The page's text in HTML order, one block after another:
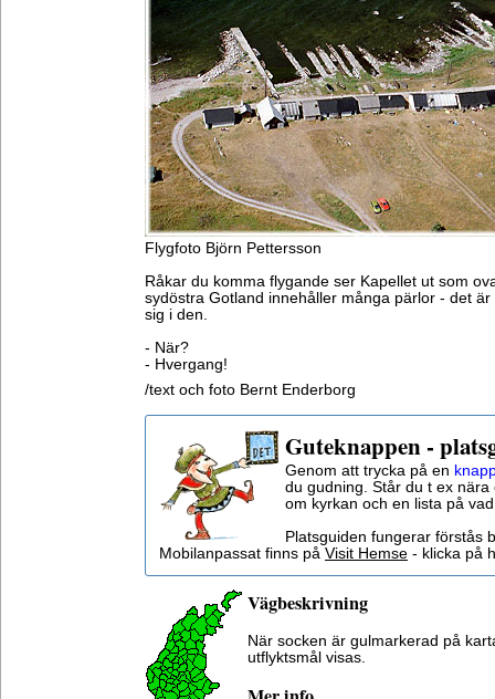
Flygfoto Björn Pettersson
Råkar du komma flygande ser Kapellet ut som
sydöstra Gotland innehåller många pärlor - det
sig i den.
- När?
- Hvergang!
/text och foto Bernt Enderborg
Guteknappen -
Genom att trycka på en
du gudning. Står du t ex
om kyrkan och en lista på
Platsguiden fungerar förstås
Mobilanpassat finns på Visit Hemse - klicka på
Vägbeskrivning
När socken är gulmarkerad på
utflyktsmål visas.